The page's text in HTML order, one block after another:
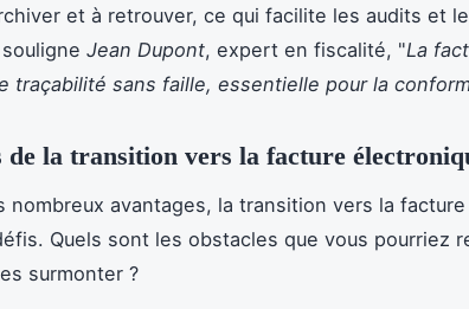
et à retrouver, ce qui facilite les audits et
Jean Dupont, expert en fiscalité, "La
traçabilité sans faille, essentielle pour la
de la transition vers la facture
nombreux avantages, la transition vers la
Quels sont les obstacles que vous pourriez
surmonter ?